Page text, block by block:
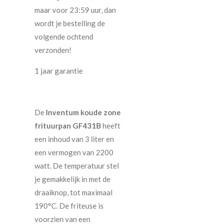
maar voor 23:59 uur, dan
wordt je bestelling de
volgende ochtend
verzonden!
1 jaar garantie
De Inventum koude zone
frituurpan GF431B heeft
een inhoud van 3 liter en
een vermogen van 2200
watt. De temperatuur stel
je gemakkelijk in met de
draaiknop, tot maximaal
190°C. De friteuse is
voorzien van een